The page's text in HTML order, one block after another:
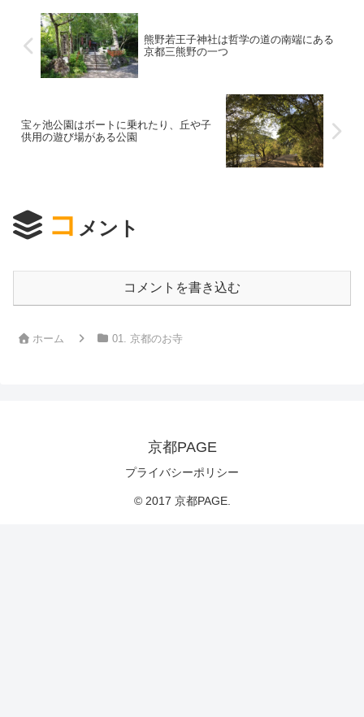
熊野若王子神社は哲学の道の南端にある
京都三熊野の一つ
宝ヶ池公園はボートに乗れたり、丘や子
供用の遊び場がある公園
コ メント
コメントを書き込む
ホーム 01. 京都のお寺
京都PAGE
プライバシーポリシー
© 2017 京都PAGE.